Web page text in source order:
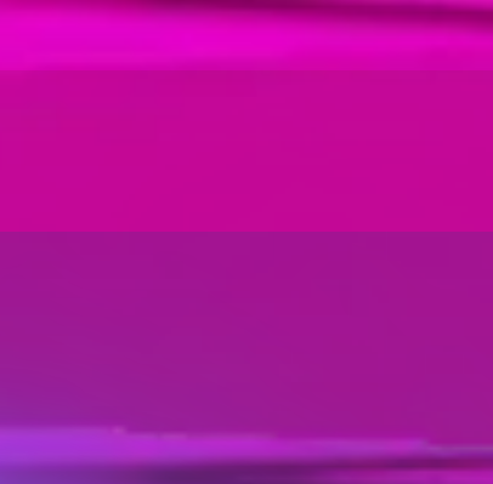
100% (5488)